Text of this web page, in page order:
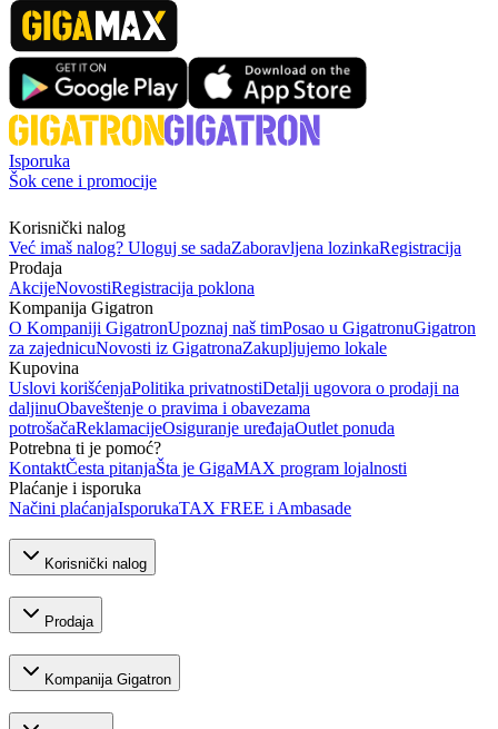
Isporuka
Šok cene i promocije
Korisnički nalog
Već imaš nalog? Uloguj se sadaZaboravljena lozinkaRegistracija
Prodaja
AkcijeNovostiRegistracija poklona
Kompanija Gigatron
O Kompaniji GigatronUpoznaj naš timPosao u GigatronuGigatron
za zajednicuNovosti iz GigatronaZakupljujemo lokale
Kupovina
Uslovi korišćenjaPolitika privatnostiDetalji ugovora o prodaji na
daljinuObaveštenje o pravima i obavezama
potrošačaReklamacijeOsiguranje uređajaOutlet ponuda
Potrebna ti je pomoć?
KontaktČesta pitanjaŠta je GigaMAX program lojalnosti
Plaćanje i isporuka
Načini plaćanjaIsporukaTAX FREE i Ambasade
Korisnički nalog
Prodaja
Kompanija Gigatron